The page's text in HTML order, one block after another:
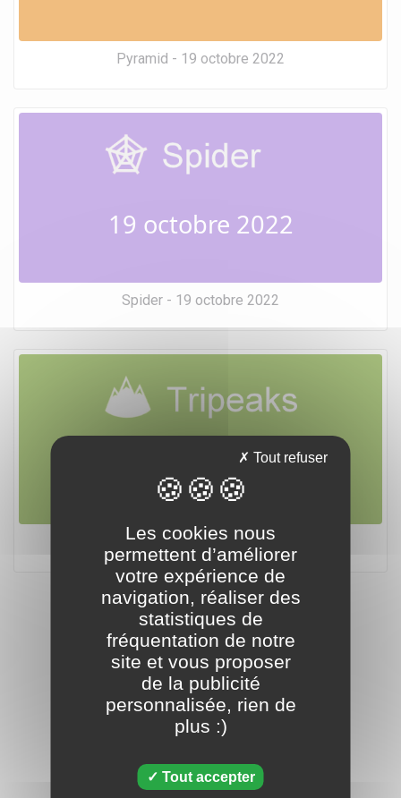
Pyramid - 19 octobre 2022
19 octobre 2022
Spider - 19 octobre 2022
19 octobre 2022
Tripeaks - 19 octobre 2022
Les cookies nous
permettent d’améliorer
votre expérience de
navigation, réaliser des
statistiques de
fréquentation de notre
site et vous proposer
de la publicité
personnalisée, rien de
plus :)
Tout accepter
Tout refuser